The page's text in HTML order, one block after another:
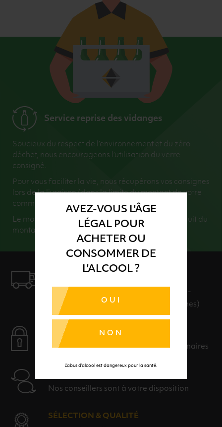
AVEZ-VOUS L'ÂGE
LÉGAL POUR
ACHETER OU
CONSOMMER DE
L'ALCOOL ?
OUI
NON
L’abus d’alcool est dangereux pour la santé.
Service reprise des vidanges
Soucieux du respect de l’environnement et du zéro
déchet, nous encourageons l’utilisation du verre
consigné.
Pour vous faciliter la vie, nous récupérons vos consignes
lors de la livraison (dans la limite du montant de votre
commande).
Le montant de vos consignes retournées sera déduit du
montant total de votre commande.
LIVRAISON EN 24H ET GRATUITE AU-
DELÀ DE 100€ D'ACHAT (hors consignes)
PAIEMENT SÉCURISÉ
Payer en toute sérénité avec nos partenaires
Nos conseillers sont à votre disposition
SÉLECTION & QUALITÉ